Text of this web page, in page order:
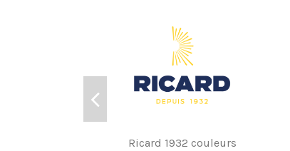
Ricard 1932 couleurs